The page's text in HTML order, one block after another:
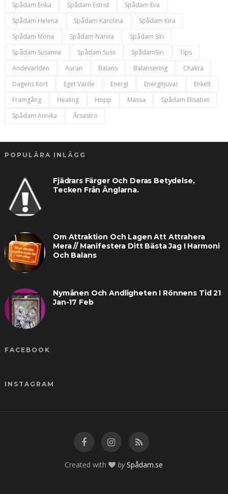
Spådam Erika
Spådam Estrid
Spådam Eva
Spådam Helena
Spådam Karolina
Spådam Kira
Spådam Mona
Spådam Narvia
Spådam Siri
Spådam Susanne
Spådam Suss SpådamSiri
Tips
Andevärlden
Auran Balans Balansering
Chakra
Dagens Kort
Eget Värde Energi Energitjuvar
Enkelt
Framgång
Healing Hopp Mässa
Spådam Elisabet
Spådam Annika
Årsastro
POPULÄRA INLÄGG
Fjädrars Färger Och Deras Betydelse,
Tecken Från Änglarna.
Om Attraktion Och Lagen Att Attrahera
Mera // Manifestera Ditt Bästa Jag I Harmoni
Och Balans
Nymånen Och Andligheten I Rönnens Tid 21
Jan-17 Feb
FACEBOOK
INSTAGRAM
Created with by Spådam.se